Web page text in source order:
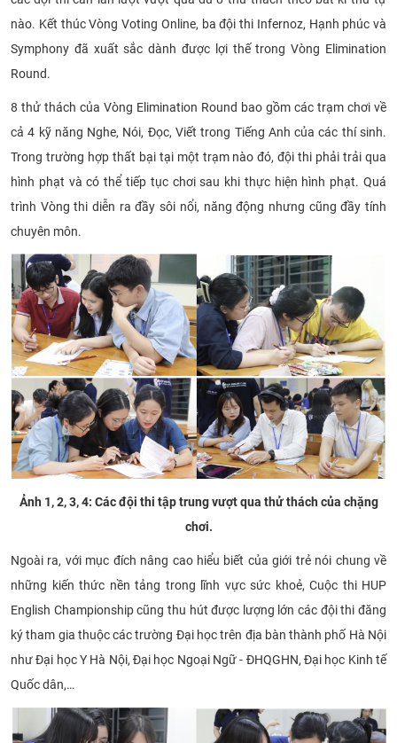
CỰU NGƯỜI HỌC
nào. Kết thúc Vòng Voting Online, ba đội thi Infernoz, Hạnh phúc và
Symphony đã xuất sắc dành được lợi thế trong Vòng Elimination
Round.
8 thử thách của Vòng Elimination Round bao gồm các trạm chơi về
cả 4 kỹ năng Nghe, Nói, Đọc, Viết trong Tiếng Anh của các thí sinh.
Trong trường hợp thất bại tại một trạm nào đó, đội thi phải trải qua
hình phạt và có thể tiếp tục chơi sau khi thực hiện hình phạt. Quá
trình Vòng thi diễn ra đầy sôi nổi, năng động nhưng cũng đầy tính
chuyên môn.
Ảnh 1, 2, 3, 4: Các đội thi tập trung vượt qua thử thách của chặng
chơi.
Ngoài ra, với mục đích nâng cao hiểu biết của giới trẻ nói chung về
những kiến thức nền tảng trong lĩnh vực sức khoẻ, Cuộc thi HUP
English Championship cũng thu hút được lượng lớn các đội thi đăng
ký tham gia thuộc các trường Đại học trên địa bàn thành phố Hà Nội
như Đại học Y Hà Nội, Đại học Ngoại Ngữ - ĐHQGHN, Đại học Kinh tế
Quốc dân,…